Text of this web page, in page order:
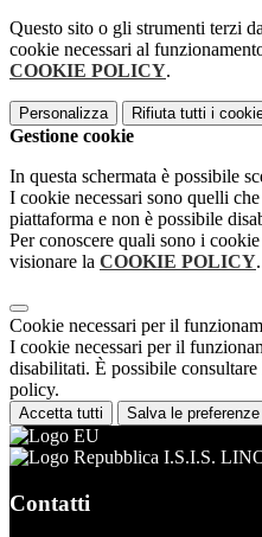
Questo sito o gli strumenti terzi
cookie necessari al
COOKIE POLICY.
Personalizza Rifiuta tutti i
Gestione cookie
In questa schermata è possibile
I cookie necessari sono quelli
piattaforma e non è possibile
Per conoscere quali sono i
visionare la COOKIE POLICY.
Cookie necessari per il
I cookie necessari per il
disabilitati. È possibile
policy.
Accetta tutti Salva le preferenze
I.S.I.S.
Contatti